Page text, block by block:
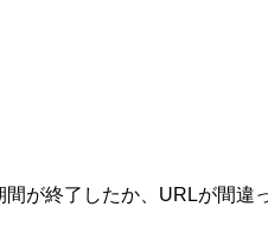
が終了したか、URLが間違